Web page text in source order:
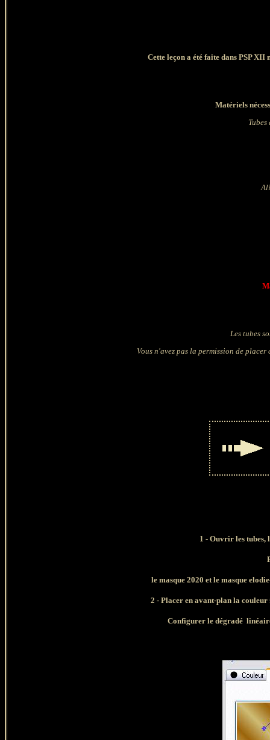
Cette leçon a été faite dans PSP XII
Matériels
Tubes
Les tubes
Vous n'avez pas la permission de
1 - Ouvrir les
le masque 2020 et le masque
2 - Placer en avant-plan la
Configurer le dégradé